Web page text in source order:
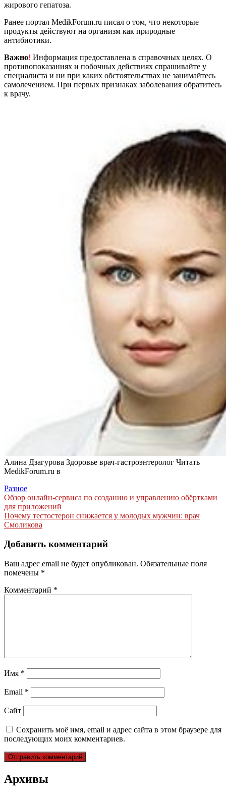
жирового гепатоза.
Ранее портал MedikForum.ru писал о том, что некоторые
продукты действуют на организм как природные
антибиотики.
Важно! Информация предоставлена в справочных целях. О
противопоказаниях и побочных действиях спрашивайте у
специалиста и ни при каких обстоятельствах не занимайтесь
самолечением. При первых признаках заболевания обратитесь
к врачу.
Алина Дзагурова Здоровье врач-гастроэнтеролог Читать
MedikForum.ru в
Разное
Навигация
по
записям
Обзор онлайн-сервиса по созданию и управлению обёртками
для приложений
Почему тестостерон снижается у молодых мужчин: врач
Смоликова
Добавить комментарий
Ваш адрес email не будет опубликован. Обязательные поля
помечены *
Комментарий *
Имя *
Email *
Сайт
Сохранить моё имя, email и адрес сайта в этом браузере для
последующих моих комментариев.
Архивы